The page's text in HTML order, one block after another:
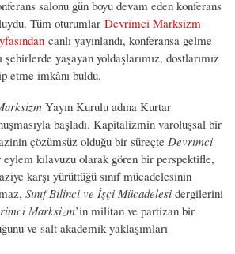
salonu gün boyu devam eden konferans
Tüm oturumlar Devrimci Marksizm
canlı yayınlandı, konferansa gelme
yaşayan yoldaşlarımız, dostlarımız
etme imkânı buldu.
Yayın Kurulu adına Kurtar
başladı. Kapitalizmin varoluşsal bir
çözümsüz olduğu bir süreçte Devrimci
kılavuzu olarak gören bir perspektifle,
karşı yürüttüğü sınıf mücadelesinin
Sınıf Bilinci ve İşçi Mücadelesi dergilerini
Marksizm’in militan ve partizan bir
ve salt akademik yaklaşımları